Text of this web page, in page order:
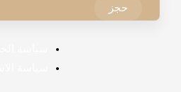
حجز